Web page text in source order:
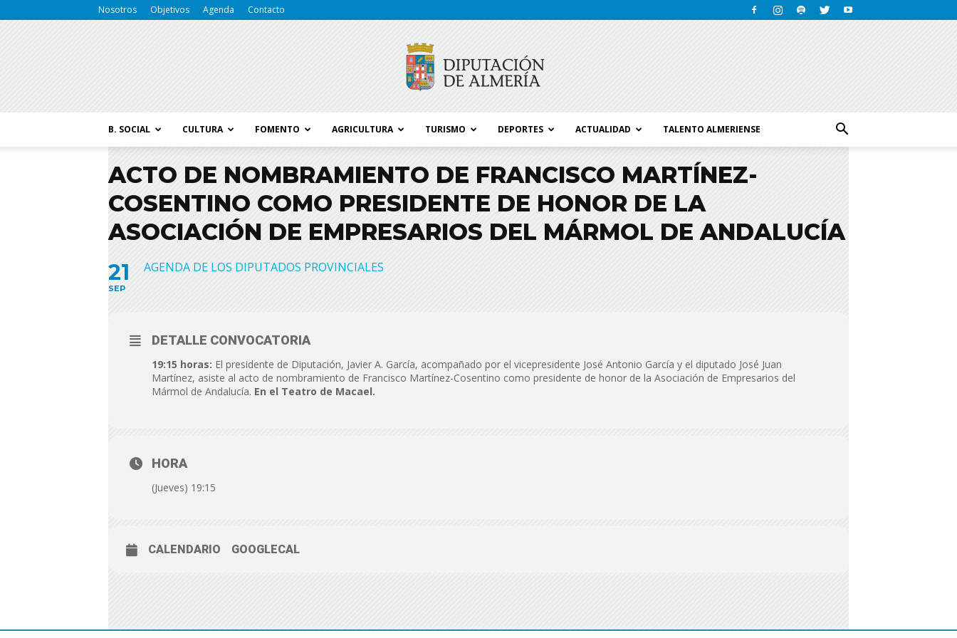
Nosotros Objetivos Agenda Contacto
Diputación
B. SOCIAL CULTURA FOMENTO AGRICULTURA TURISMO DEPORTES ACTUALIDAD TALENTO ALMERIENSE
ACTO DE NOMBRAMIENTO DE FRANCISCO MARTÍNEZ-
COSENTINO COMO PRESIDENTE DE HONOR DE LA
ASOCIACIÓN DE EMPRESARIOS DEL MÁRMOL DE ANDALUCÍA
21
SEP
AGENDA DE LOS DIPUTADOS PROVINCIALES
DETALLE CONVOCATORIA
19:15 horas: El presidente de Diputación, Javier A. García, acompañado por el vicepresidente José Antonio García y el diputado José Juan
Martínez, asiste al acto de nombramiento de Francisco Martínez-Cosentino como presidente de honor de la Asociación de Empresarios del
Mármol de Andalucía. En el Teatro de Macael.
HORA
(Jueves) 19:15
CALENDARIO GOOGLECAL